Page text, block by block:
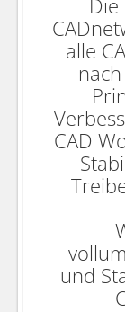
alle
CAD
und